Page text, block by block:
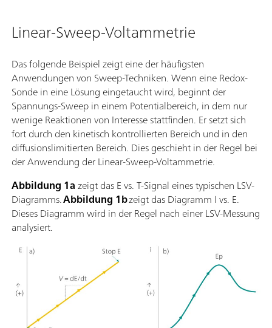
Linear-Sweep-Voltammetrie
Das folgende Beispiel zeigt eine der häufigsten
Anwendungen von Sweep-Techniken. Wenn eine Redox-
Sonde in eine Lösung eingetaucht wird, beginnt der
Spannungs-Sweep in einem Potentialbereich, in dem nur
wenige Reaktionen von Interesse stattfinden. Er setzt sich
fort durch den kinetisch kontrollierten Bereich und in den
diffusionslimitierten Bereich. Dies geschieht in der Regel bei
der Anwendung der Linear-Sweep-Voltammetrie.
Abbildung 1azeigt das E vs. T-Signal eines typischen LSV-
Diagramms.Abbildung 1bzeigt das Diagramm I vs. E.
Dieses Diagramm wird in der Regel nach einer LSV-Messung
analysiert.